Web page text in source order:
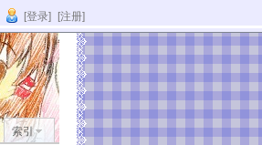
[登录] [注册]
索引